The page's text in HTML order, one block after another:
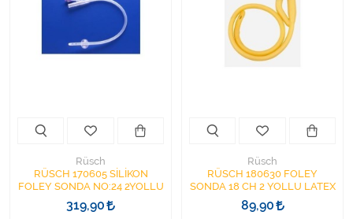
Kişisel Bakım ve Sağlık
Kişisel Bakım ve Sağlık
Ortopedi Ürünleri
Ortopedi Ürünleri
Sarf Malzemeleri
Rüsch
RÜSCH 170605 SİLİKON
FOLEY SONDA NO:24 2YOLLU
319,90
Rüsch
RÜSCH 180630 FOLEY
SONDA 18 CH 2 YOLLU LATEX
89,90